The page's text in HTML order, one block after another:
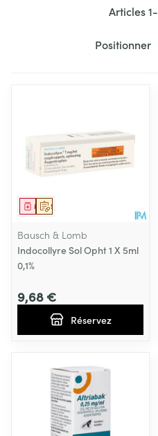
Articles1-
Trier par:
Sur prescription
Médicament
Bausch & Lomb
Indocollyre Sol Opht 1 X 5ml
0,1%
9,68 €
Réservez